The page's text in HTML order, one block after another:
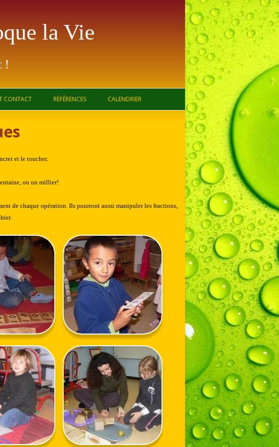
la Vie
!
principal
CONTACT RÉFÉRENCES CALENDRIER
et le toucher.
ou un millier!
de chaque opération. Ils pourront aussi manipuler les fractions,